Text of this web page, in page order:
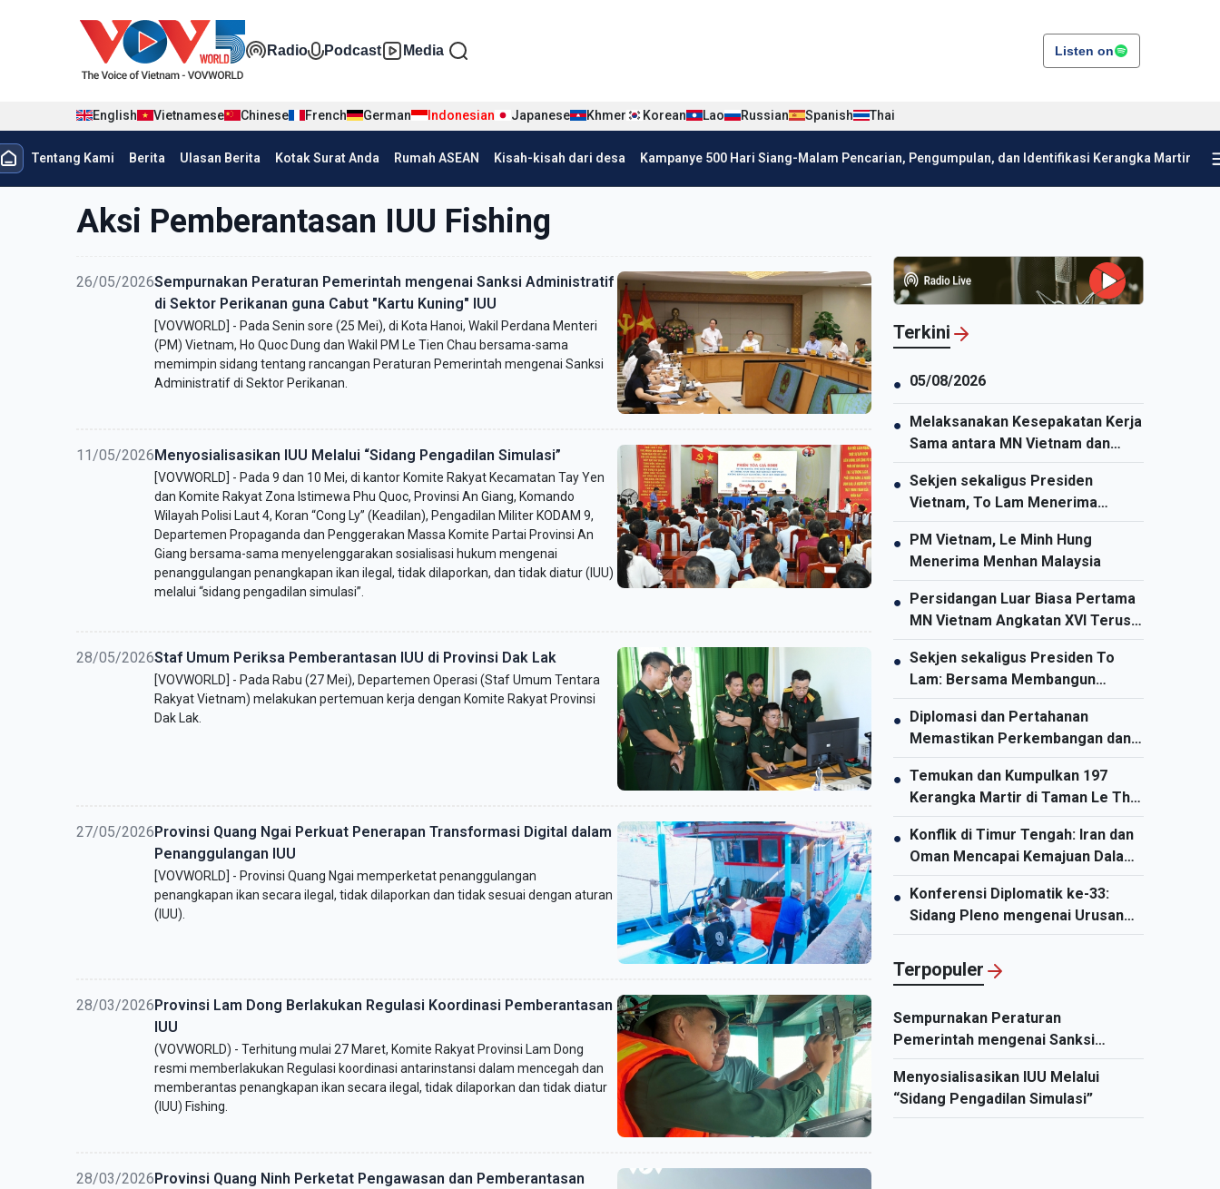
Đa phương tiện tiếng Indo
Radio Podcast Media Listen on
English Vietnamese Chinese French German Indonesian Japanese Khmer Korean Lao Russian Spanish Thai
menu trang chủ tiếng Indo
Tentang Kami Berita Ulasan Berita Kotak Surat Anda Rumah ASEAN Kisah-kisah dari desa Kampanye 500 Hari Siang-Malam Pencarian, Pengumpulan, dan Identifikasi Kerangka Martir
menu phụ tiếng Indo
Aksi Pemberantasan IUU Fishing
26/05/2026Sempurnakan Peraturan Pemerintah mengenai Sanksi Administratif
di Sektor Perikanan guna Cabut "Kartu Kuning" IUU
[VOVWORLD] - Pada Senin sore (25 Mei), di Kota Hanoi, Wakil Perdana Menteri
(PM) Vietnam, Ho Quoc Dung dan Wakil PM Le Tien Chau bersama-sama
memimpin sidang tentang rancangan Peraturan Pemerintah mengenai Sanksi
Administratif di Sektor Perikanan.
11/05/2026 Menyosialisasikan IUU Melalui “Sidang Pengadilan Simulasi”
[VOVWORLD] - Pada 9 dan 10 Mei, di kantor Komite Rakyat Kecamatan Tay Yen
dan Komite Rakyat Zona Istimewa Phu Quoc, Provinsi An Giang, Komando
Wilayah Polisi Laut 4, Koran “Cong Ly” (Keadilan), Pengadilan Militer KODAM 9,
Departemen Propaganda dan Penggerakan Massa Komite Partai Provinsi An
Giang bersama-sama menyelenggarakan sosialisasi hukum mengenai
penanggulangan penangkapan ikan ilegal, tidak dilaporkan, dan tidak diatur (IUU)
melalui “sidang pengadilan simulasi”.
28/05/2026Staf Umum Periksa Pemberantasan IUU di Provinsi Dak Lak
[VOVWORLD] - Pada Rabu (27 Mei), Departemen Operasi (Staf Umum Tentara
Rakyat Vietnam) melakukan pertemuan kerja dengan Komite Rakyat Provinsi
Dak Lak.
27/05/2026Provinsi Quang Ngai Perkuat Penerapan Transformasi Digital dalam
Penanggulangan IUU
[VOVWORLD] - Provinsi Quang Ngai memperketat penanggulangan
penangkapan ikan secara ilegal, tidak dilaporkan dan tidak sesuai dengan aturan
(IUU).
28/03/2026Provinsi Lam Dong Berlakukan Regulasi Koordinasi Pemberantasan
IUU
(VOVWORLD) - Terhitung mulai 27 Maret, Komite Rakyat Provinsi Lam Dong
resmi memberlakukan Regulasi koordinasi antarinstansi dalam mencegah dan
memberantas penangkapan ikan secara ilegal, tidak dilaporkan dan tidak diatur
(IUU) Fishing.
28/03/2026Provinsi Quang Ninh Perketat Pengawasan dan Pemberantasan
Terkini
● 05/08/2026
● Melaksanakan Kesepakatan Kerja
Sama antara MN Vietnam dan
Parlemen Thailand Secara Efektif
● Sekjen sekaligus Presiden
Vietnam, To Lam Menerima
Dubes Malaysia untuk Vietnam
yang Berpamitan
● PM Vietnam, Le Minh Hung
Menerima Menhan Malaysia
● Persidangan Luar Biasa Pertama
MN Vietnam Angkatan XVI Terus
Berlangsung
● Sekjen sekaligus Presiden To
Lam: Bersama Membangun
Komunitas ASEAN yang Bersatu
dan Tangguh
● Diplomasi dan Pertahanan
Memastikan Perkembangan dan
Integrasi Vietnam
● Temukan dan Kumpulkan 197
Kerangka Martir di Taman Le Thi
Rieng
● Konflik di Timur Tengah: Iran dan
Oman Mencapai Kemajuan Dalam
Negosiasi untuk Pembukaan
Kembali Selat Hormuz
● Konferensi Diplomatik ke-33:
Sidang Pleno mengenai Urusan
Luar Negeri Partai dan Diplomasi
Terpopuler
Sempurnakan Peraturan
Pemerintah mengenai Sanksi
Administratif di Sektor Perikanan
guna Cabut "Kartu Kuning" IUU
Menyosialisasikan IUU Melalui
“Sidang Pengadilan Simulasi”